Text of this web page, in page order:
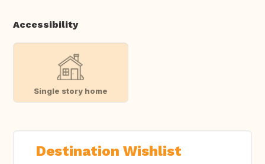
Accessibility
Single story home
Destination Wishlist